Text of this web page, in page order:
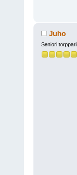
Juho
Seniori torppari